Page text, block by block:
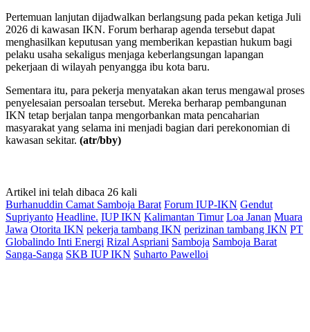
Pertemuan lanjutan dijadwalkan berlangsung pada pekan ketiga Juli
2026 di kawasan IKN. Forum berharap agenda tersebut dapat
menghasilkan keputusan yang memberikan kepastian hukum bagi
pelaku usaha sekaligus menjaga keberlangsungan lapangan
pekerjaan di wilayah penyangga ibu kota baru.
Sementara itu, para pekerja menyatakan akan terus mengawal proses
penyelesaian persoalan tersebut. Mereka berharap pembangunan
IKN tetap berjalan tanpa mengorbankan mata pencaharian
masyarakat yang selama ini menjadi bagian dari perekonomian di
kawasan sekitar. (atr/bby)
Artikel ini telah dibaca 26 kali
Burhanuddin Camat Samboja Barat Forum IUP-IKN Gendut
Supriyanto Headline. IUP IKN Kalimantan Timur Loa Janan Muara
Jawa Otorita IKN pekerja tambang IKN perizinan tambang IKN PT
Globalindo Inti Energi Rizal Aspriani Samboja Samboja Barat
Sanga-Sanga SKB IUP IKN Suharto Pawelloi